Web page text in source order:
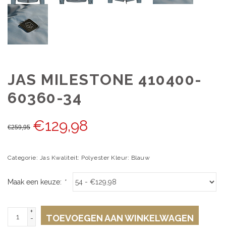
JAS MILESTONE 410400-
60360-34
€259,95 €129,98
Categorie: Jas Kwaliteit: Polyester Kleur: Blauw
Maak een keuze: *
+
-
TOEVOEGEN AAN WINKELWAGEN